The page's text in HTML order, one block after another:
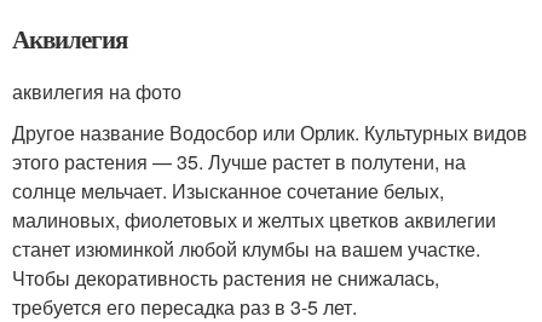
Аквилегия
аквилегия на фото
Другое название Водосбор или Орлик. Культурных видов
этого растения — 35. Лучше растет в полутени, на
солнце мельчает. Изысканное сочетание белых,
малиновых, фиолетовых и желтых цветков аквилегии
станет изюминкой любой клумбы на вашем участке.
Чтобы декоративность растения не снижалась,
требуется его пересадка раз в 3-5 лет.